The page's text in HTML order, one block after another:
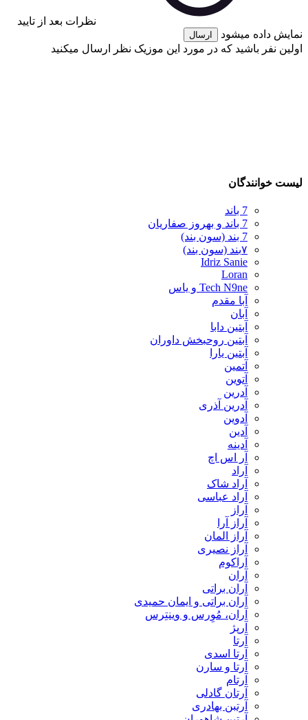
نظرات بعد از تایید
نمایش داده میشود
ارسال
اولین نفر باشید که در مورد این موزیک نظر ارسال میکنید
لیست خوانندگان
7 باند
7 باند و بهروز صفاریان
7 بند (سون بند)
۷بند (سون بند)
Idriz Sanie
Loran
Tech N9ne و یاس
آبا مقدم
آبان
آبتین دابا
آبتین روحبخش داوران
آبتین یارا
آتمین
آتوین
آدرین
آدرین آذری
آدوین
آدین
آدینه
آر اس اچ
آراد
آراد شاک
آراد عباسی
آراز
آراز آرا
آراز المان
آراز نصیری
آراکوم
آران
آران براتی
آران براتی و ایمان حمیدی
آران، مُوِرس و وینتِرس
آرپژ
آرتا
آرتا اسدی
آرتا و سارن
آرتام
آرتان گادلی
آرتبن بهادری